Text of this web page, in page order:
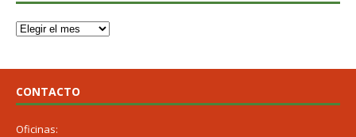
CONTACTO
Oficinas: